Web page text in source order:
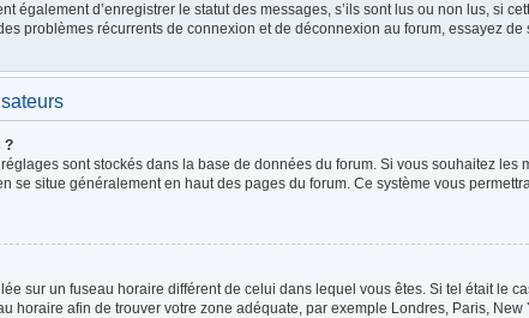
également d’enregistrer le statut des messages, s’ils sont lus ou non lus, si
problèmes récurrents de connexion et de déconnexion au forum, essayez de
?
sont stockés dans la base de données du forum. Si vous souhaitez les
se situe généralement en haut des pages du forum. Ce système vous
sur un fuseau horaire différent de celui dans lequel vous êtes. Si tel était le
horaire afin de trouver votre zone adéquate, par exemple Londres, Paris, New